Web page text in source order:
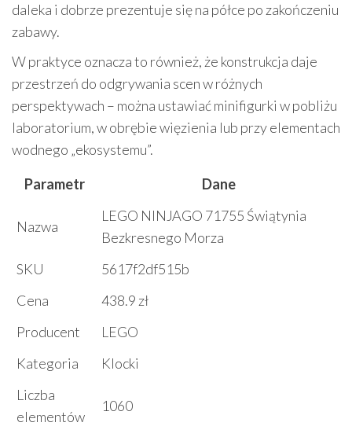
daleka i dobrze prezentuje się na półce po zakończeniu
zabawy.
W praktyce oznacza to również, że konstrukcja daje
przestrzeń do odgrywania scen w różnych
perspektywach – można ustawiać minifigurki w pobliżu
laboratorium, w obrębie więzienia lub przy elementach
wodnego „ekosystemu”.
Parametr
Dane
Nazwa
LEGO NINJAGO 71755 Świątynia
Bezkresnego Morza
SKU
5617f2df515b
Cena
438.9 zł
Producent
LEGO
Kategoria
Klocki
Liczba
elementów
1060